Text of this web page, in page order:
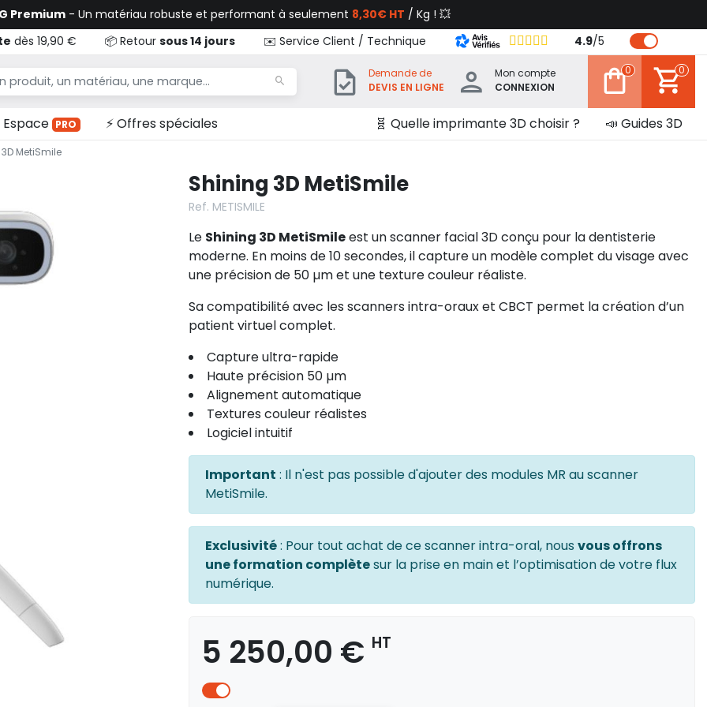
Premium - Un matériau robuste et performant à seulement 8,30€ HT / Kg ! 💥
dès 19,90 € 📦 Retour sous 14 jours ✉️ Service Client / Technique 4.9/5
Demande de
DEVIS EN LIGNE
Mon compte
CONNEXION
0 0
Espace PRO ⚡ Offres spéciales 🧬 Quelle imprimante 3D choisir ? 📣 Guides 3D
MetiSmile
Shining 3D MetiSmile
Ref. METISMILE
Le Shining 3D MetiSmileest un scanner facial 3D conçu pour la dentisterie
moderne. En moins de 10 secondes, il capture un modèle complet du visage avec
une précision de 50 µm et une texture couleur réaliste.
Sa compatibilité avec les scanners intra-oraux et CBCT permet la création d’un
patient virtuel complet.
Capture ultra-rapide
Haute précision 50 µm
Alignement automatique
Textures couleur réalistes
Logiciel intuitif
Important : Il n'est pas possible d'ajouter des modules MR au scanner
MetiSmile.
Exclusivité: Pour tout achat de ce scanner intra-oral, nous vous offrons
une formation complètesur la prise en main et l’optimisation de votre flux
numérique.
5 250,00 € HT